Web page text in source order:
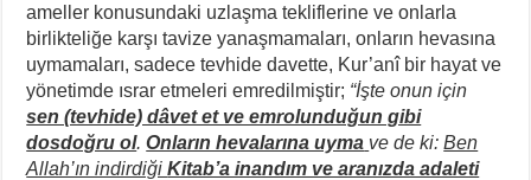
ameller konusundaki uzlaşma tekliflerine ve onlarla
birlikteliğe karşı tavize yanaşmamaları, onların hevasına
uymamaları, sadece tevhide davette, Kur’anî bir hayat ve
yönetimde ısrar etmeleri emredilmiştir; “İşte onun için
sen (tevhide) dâvet et ve emrolunduğun gibi
dosdoğru ol.Onların hevalarına uyma ve de ki:Ben
Allah’ın indirdiğiKitab’a inandım ve aranızda adaleti